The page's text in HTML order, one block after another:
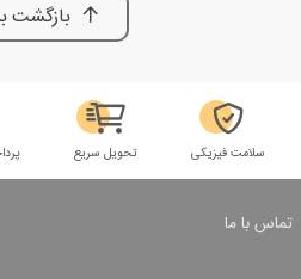
بازگشت
سلامت فیزیکی تحویل سریع
تماس با ما